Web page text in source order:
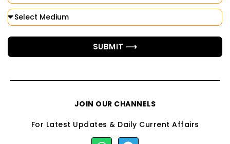
SUBMIT ⟶
JOIN OUR CHANNELS
For Latest Updates & Daily Current Affairs